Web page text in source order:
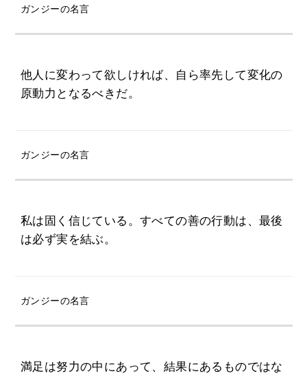
ガンジーの名言
他人に変わって欲しければ、自ら率先して変化の
原動力となるべきだ。
ガンジーの名言
私は固く信じている。すべての善の行動は、最後
は必ず実を結ぶ。
ガンジーの名言
満足は努力の中にあって、結果にあるものではな